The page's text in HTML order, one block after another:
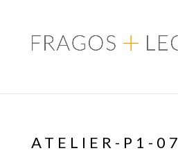
ATELIER-P1-07